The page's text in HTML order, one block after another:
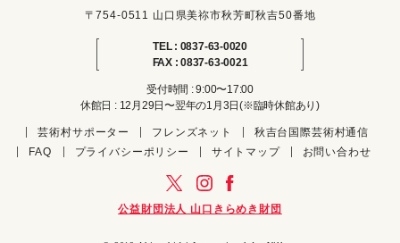
〒754-0511 山口県美祢市秋芳町秋吉50番地
TEL : 0837-63-0020
FAX : 0837-63-0021
受付時間 : 9:00〜17:00
休館日 : 12月29日〜翌年の1月3日(※臨時休館あり)
芸術村サポーター フレンズネット
秋吉台国際芸術村通信
FAQ
プライバシーポリシー サイトマップ お問い合わせ
公益財団法人 山口きらめき財団